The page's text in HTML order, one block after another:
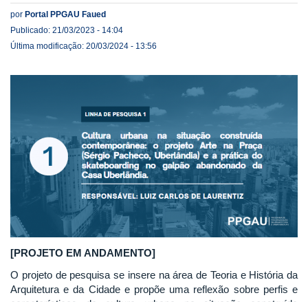
por Portal PPGAU Faued
Publicado: 21/03/2023 - 14:04
Última modificação: 20/03/2024 - 13:56
[PROJETO EM ANDAMENTO]
O projeto de pesquisa se insere na área de Teoria e História da
Arquitetura e da Cidade e propõe uma reflexão sobre perfis e